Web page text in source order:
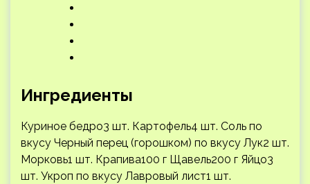
Ингредиенты
Куриное бедро3 шт. Картофель4 шт. Соль по
вкусу Черный перец (горошком) по вкусу Лук2 шт.
Морковь1 шт. Крапива100 г Щавель200 г Яйцо3
шт. Укроп по вкусу Лавровый лист1 шт.